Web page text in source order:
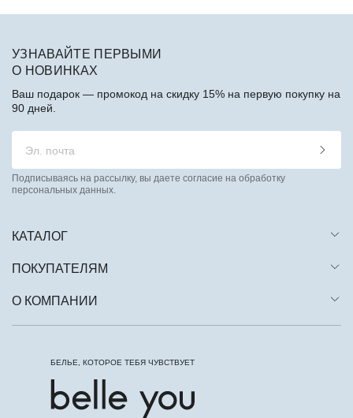
КАТАЛОГ
ПОКУПАТЕЛЯМ
О КОМПАНИИ
УЗНАВАЙТЕ ПЕРВЫМИ
О НОВИНКАХ
Ваш подарок — промокод на скидку 15% на первую покупку на
90 дней.
Подписываясь на рассылку, вы даете согласие на обработку
персональных данных.
БЕЛЬЕ, КОТОРОЕ ТЕБЯ ЧУВСТВУЕТ